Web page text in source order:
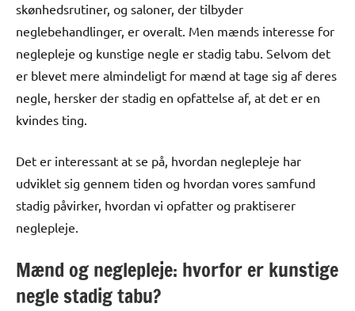
skønhedsrutiner, og saloner, der tilbyder
neglebehandlinger, er overalt. Men mænds interesse for
neglepleje og kunstige negle er stadig tabu. Selvom det
er blevet mere almindeligt for mænd at tage sig af deres
negle, hersker der stadig en opfattelse af, at det er en
kvindes ting.
Det er interessant at se på, hvordan neglepleje har
udviklet sig gennem tiden og hvordan vores samfund
stadig påvirker, hvordan vi opfatter og praktiserer
neglepleje.
Mænd og neglepleje: hvorfor er kunstige
negle stadig tabu?